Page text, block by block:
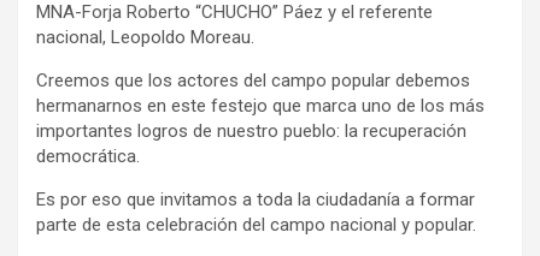
MNA-Forja Roberto “CHUCHO” Páez y el referente
nacional, Leopoldo Moreau.
Creemos que los actores del campo popular debemos
hermanarnos en este festejo que marca uno de los más
importantes logros de nuestro pueblo: la recuperación
democrática.
Es por eso que invitamos a toda la ciudadanía a formar
parte de esta celebración del campo nacional y popular.